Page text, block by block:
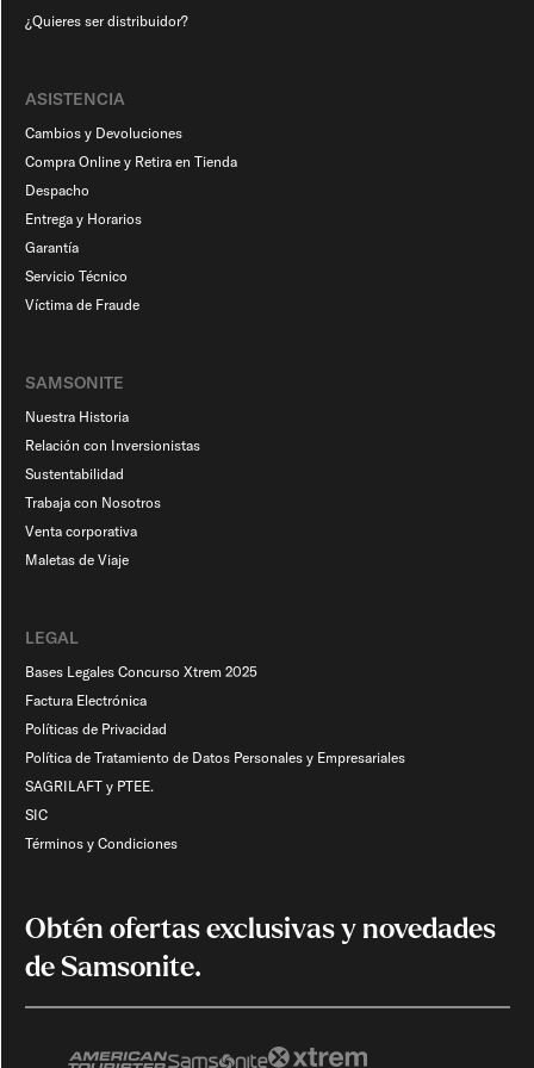
¿Quieres ser distribuidor?
ASISTENCIA
Cambios y Devoluciones
Compra Online y Retira en Tienda
Despacho
Entrega y Horarios
Garantía
Servicio Técnico
Víctima de Fraude
SAMSONITE
Nuestra Historia
Relación con Inversionistas
Sustentabilidad
Trabaja con Nosotros
Venta corporativa
Maletas de Viaje​
LEGAL
Bases Legales Concurso Xtrem 2025
Factura Electrónica
Políticas de Privacidad
Política de Tratamiento de Datos Personales y Empresariales
SAGRILAFT y PTEE.
SIC
Términos y Condiciones
Obtén ofertas exclusivas y novedades
de Samsonite.